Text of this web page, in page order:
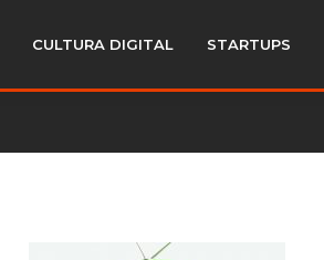
CULTURA DIGITAL STARTUPS